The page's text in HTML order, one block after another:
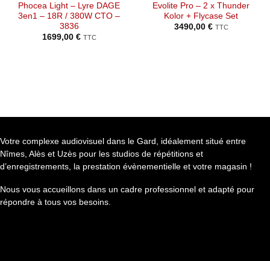
Phocea Light – Lyre DAGE
3en1 – 18R / 380W CTO –
3836
1699,00 € TTC
Evolite Pro – 2 x Thunder
Kolor + Flycase Set
3490,00 € TTC
Votre complexe audiovisuel dans le Gard, idéalement situé entre
Nîmes, Alès et Uzès pour les studios de répétitions et
d’enregistrements, la prestation évènementielle et votre magasin !
Nous vous accueillons dans un cadre professionnel et adapté pour
répondre à tous vos besoins.